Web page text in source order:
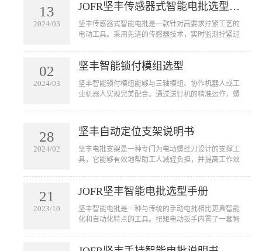
线上，用于拧紧各种大小型号的螺丝。智能电批的应
少由于人为因素引起的误操作和质量问题。
13
2024/03
JOFR坚丰传感器式智能电批选型手册
坚丰传感器式智能电批是一款针对高要求拧紧工艺的
电动工具。采用先进的传感器技术，实时监测拧紧过
量。广泛应用于新能源、光伏、航天航空等高端行业
02
2024/03
坚丰智能锁付模组选型
坚丰智能锁付模组能够与三轴模组、协作机器人或工
业机器人实现完美配合。通过送钉机的精准运作，螺
完全自动化，从而大幅提高了生产效率和操作便捷
性。无论是在大规模生产线还是精密的工业环境中，
一体化固定式拧紧模组都能够凭借其出色的性能和适
应性，为您的生产线带来革命性的改变。
28
2024/02
坚丰自动定位支架说明书
坚丰电批支架是一种专门为电动螺丝刀设计的支撑工
具，它能够有效地帮助工人减轻负担，并提高工作效
不便。
21
2023/10
JOFR坚丰智能电批选型手册
坚丰智能电批是一种与传统的手动电批相比更具智能
化和自动化特点的工具。扭矩电动扳手内置了一套智